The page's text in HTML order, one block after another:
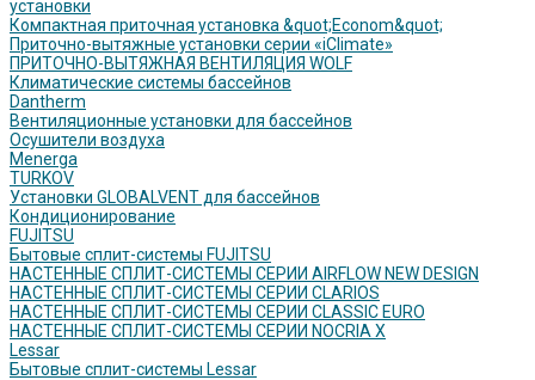
установки
Компактная приточная установка &quot;Econom&quot;
Приточно-вытяжные установки серии «iClimate»
ПРИТОЧНО-ВЫТЯЖНАЯ ВЕНТИЛЯЦИЯ WOLF
Климатические системы бассейнов
Dantherm
Вентиляционные установки для бассейнов
Осушители воздуха
Menerga
TURKOV
Установки GLOBALVENT для бассейнов
Кондиционирование
FUJITSU
Бытовые сплит-системы FUJITSU
НАСТЕННЫЕ СПЛИТ-СИСТЕМЫ СЕРИИ AIRFLOW NEW DESIGN
НАСТЕННЫЕ СПЛИТ-СИСТЕМЫ СЕРИИ CLARIOS
НАСТЕННЫЕ СПЛИТ-СИСТЕМЫ СЕРИИ CLASSIC EURO
НАСТЕННЫЕ СПЛИТ-СИСТЕМЫ СЕРИИ NOCRIA X
Lessar
Бытовые сплит-системы Lessar